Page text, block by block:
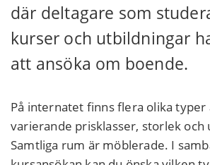
där deltagare som
kurser och utbildningar
att ansöka om boende.
På internatet finns flera olika typer
varierande prisklasser, storlek och
Samtliga rum är möblerade. I